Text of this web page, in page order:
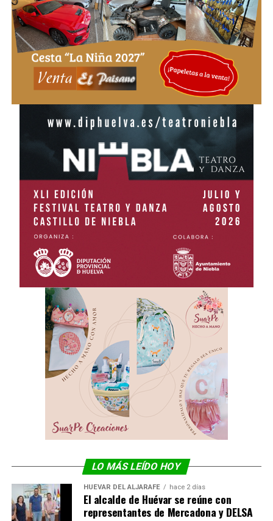
LO MÁS LEÍDO HOY
HUÉVAR DEL ALJARAFE hace 2 días
El alcalde de Huévar se reúne con
representantes de Mercadona y DELSA